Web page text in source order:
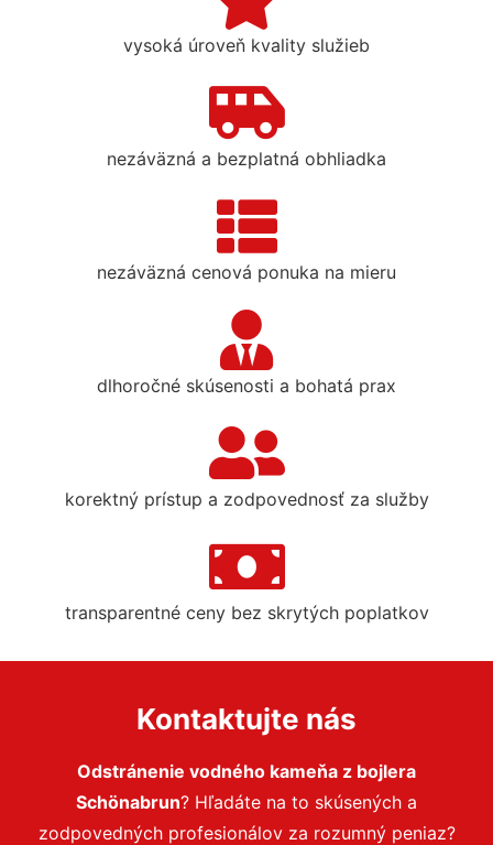
vysoká úroveň kvality služieb
nezáväzná a bezplatná obhliadka
nezáväzná cenová ponuka na mieru
dlhoročné skúsenosti a bohatá prax
korektný prístup a zodpovednosť za služby
transparentné ceny bez skrytých poplatkov
Kontaktujte nás
Odstránenie vodného kameňa z bojlera
Schönabrun? Hľadáte na to skúsených a
zodpovedných profesionálov za rozumný peniaz?